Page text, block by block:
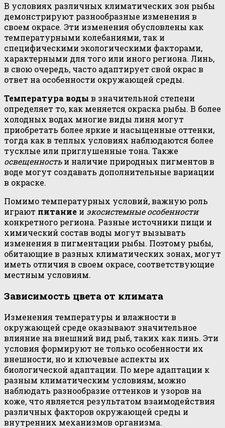
В условиях различных климатических зон рыбы
демонстрируют разнообразные изменения в
своем окрасе. Эти изменения обусловлены как
температурными колебаниями, так и
специфическими экологическими факторами,
характерными для того или иного региона. Линь,
в свою очередь, часто адаптирует свой окрас в
ответ на особенности окружающей среды.
Температура воды в значительной степени
определяет то, как меняется окраска рыбы. В более
холодных водах многие виды линя могут
приобретать более яркие и насыщенные оттенки,
тогда как в теплых условиях наблюдаются более
тусклые или приглушенные тона. Также
освещенностьи наличие природных пигментов в
воде могут создавать дополнительные вариации
в окраске.
Помимо температурных условий, важную роль
играют питание и экосистемные особенности
конкретного региона. Разные источники пищи и
химический состав воды могут вызывать
изменения в пигментации рыбы. Поэтому рыбы,
обитающие в разных климатических зонах, могут
иметь отличия в своем окрасе, соответствующие
местным условиям.
Зависимость цвета от климата
Изменения температуры и влажности в
окружающей среде оказывают значительное
влияние на внешний вид рыб, таких как линь. Эти
условия формируют не только особенности их
внешности, но и ключевые аспекты их
биологической адаптации. По мере адаптации к
разным климатическим условиям, можно
наблюдать разнообразие оттенков и узоров на
коже, что является результатом взаимодействия
различных факторов окружающей среды и
внутренних механизмов организма.